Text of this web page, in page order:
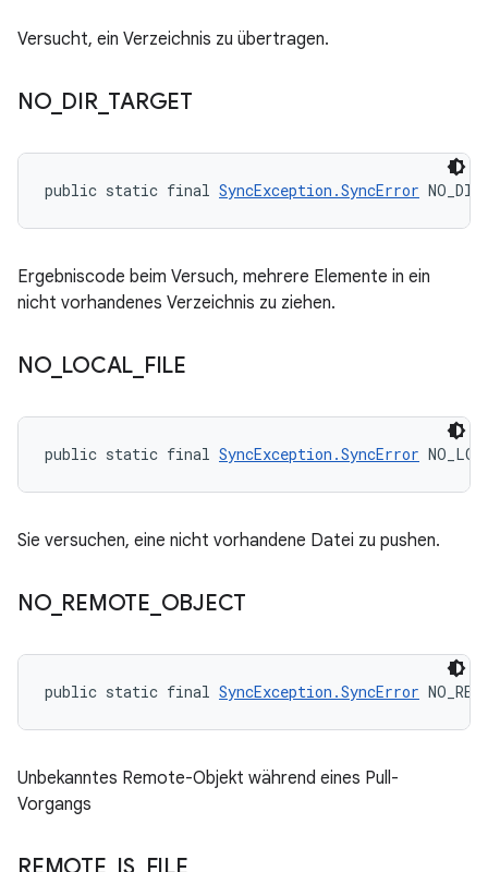
Versucht, ein Verzeichnis zu übertragen.
NO_ DIR_ TARGET
public static final SyncException.SyncError
Ergebniscode beim Versuch, mehrere Elemente in ein
nicht vorhandenes Verzeichnis zu ziehen.
NO_ LOCAL FILE
public static final SyncException.SyncError
Sie versuchen, eine nicht vorhandene Datei zu pushen.
NO_ REMOTE OBJECT
public static final SyncException.SyncError
Unbekanntes Remote-Objekt während eines Pull-
Vorgangs